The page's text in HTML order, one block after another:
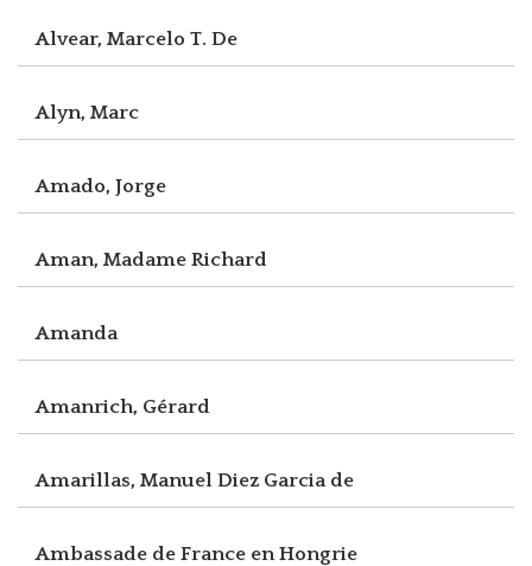
Alvear, Marcelo T. De
Alyn, Marc
Amado, Jorge
Aman, Madame Richard
Amanda
Amanrich, Gérard
Amarillas, Manuel Diez Garcia de
Ambassade de France en Hongrie